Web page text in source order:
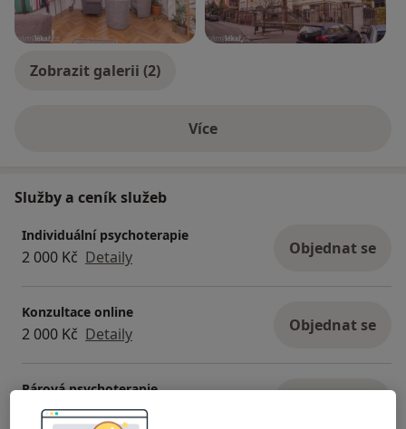
Zobrazit galerii (2)
Víceo zkušenostech
Služby a ceník služeb
Individuální psychoterapie
2 000 Kč Detaily Objednat se
Konzultace online
2 000 Kč Detaily Objednat se
Párová psychoterapie
2 500 Kč Detaily